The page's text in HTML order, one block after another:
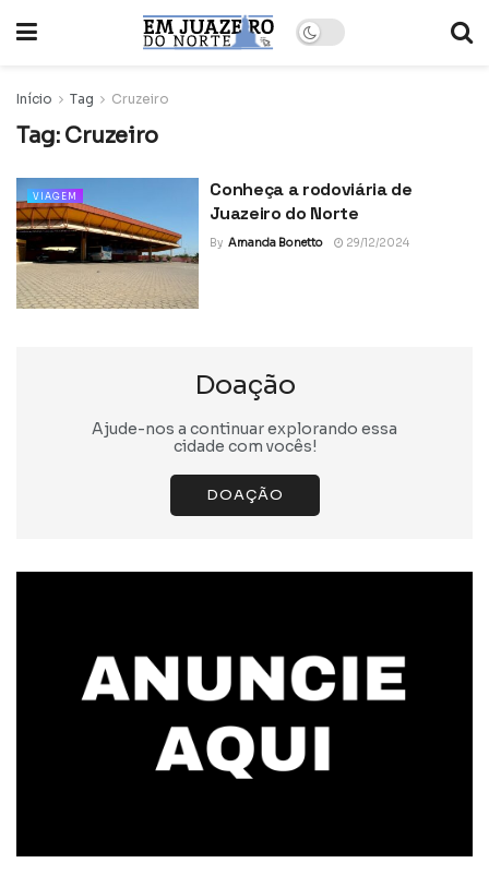
Início Tag Cruzeiro
Tag: Cruzeiro
VIAGEM
Conheça a rodoviária de
Juazeiro do Norte
By Amanda Bonetto 29/12/2024
Doação
Ajude-nos a continuar explorando essa
cidade com vocês!
DOAÇÃO